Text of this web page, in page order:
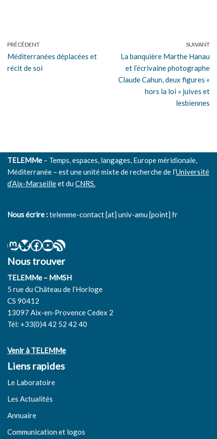
PRÉCÉDENT
Méditerranées déplacées et
récit de soi
SUIVANT
La banquière Marthe Hanau
et l’écrivaine photographe
Claude Cahun, deux figures «
hors la loi » juives et
lesbiennes
TELEMMe – Temps, espaces, langages, Europe méridionale,
Méditerranée – est une unité mixte de recherche de l’Université
d’Aix-Marseilleet duCNRS.
Nous écrire :telemme-contact [at] univ-amu [point] fr
Nous trouver
TELEMMe – MMSH
5 rue du Château de l’Horloge
CS 90412
13097 Aix-en-Provence Cedex 2
Tél: +33(0)4 42 52 42 40
Venir à TELEMMe
Liens rapides
Le Laboratoire
Les Actualités
Annuaire
Communication et logos